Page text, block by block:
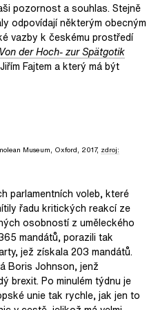
pozornost a souhlas. Stejně
odpovídají některým obecným
vazby k českému prostředí
Von der Hoch- zur Spätgotik
Fajtem a který má být
Museum, Oxford, 2017, zdroj:
parlamentních voleb, které
řadu kritických reakcí ze
osobností z uměleckého
mandátů, porazili tak
jež získala 203 mandátů.
Boris Johnson, jenž
brexit. Po minulém týdnu je
unie tak rychle, jak jen to